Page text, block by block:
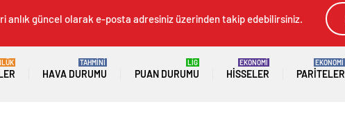
anlık güncel olarak e-posta adresiniz üzerinden takip edebilirsiniz.
HAVA DURUMU
TAHMİNİ
PUAN DURUMU
LİG
HISSELER
EKONOMİ
PARITELER
EKONOMİ